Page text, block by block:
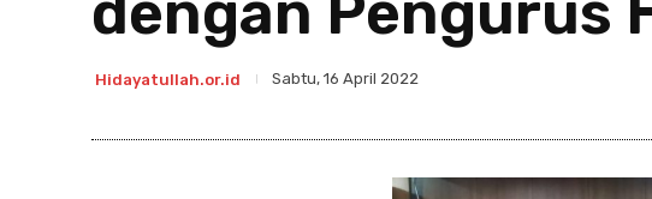
Hidayatullah.or.id Sabtu, 16 April 2022